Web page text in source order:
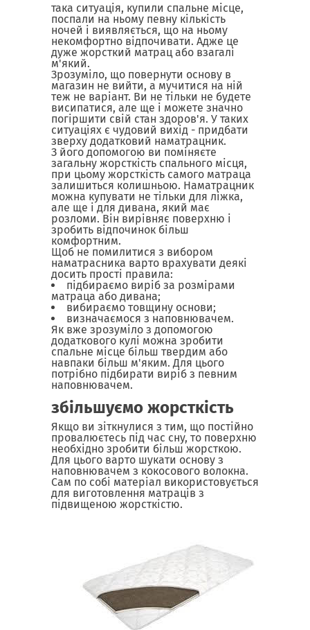
така ситуація, купили спальне місце,
поспали на ньому певну кількість
ночей і виявляється, що на ньому
некомфортно відпочивати. Адже це
дуже жорсткий матрацабо взагалі
м'який.
Зрозуміло, що повернути основу в
магазин не вийти, а мучитися на ній
теж не варіант. Ви не тільки не будете
висипатися, але ще і можете значно
погіршити свій стан здоров'я. У таких
ситуаціях є чудовий вихід - придбати
зверху додатковий наматрацник.
З його допомогою ви поміняєте
загальну жорсткість спального місця,
при цьому жорсткість самого матраца
залишиться колишньою. Наматрацник
можна купувати не тільки для ліжка,
але ще і для дивана, який має
розломи. Він вирівняє поверхню і
зробить відпочинок більш
комфортним.
Щоб не помилитися з вибором
наматрасника варто врахувати деякі
досить прості правила:
підбираємо виріб за розмірами
матраца або дивана;
вибираємо товщину основи;
визначаємося з наповнювачем.
Як вже зрозуміло з допомогою
додаткового кулі можна зробити
спальне місце більш твердим або
навпаки більш м'яким. Для цього
потрібно підбирати виріб з певним
наповнювачем.
збільшуємо жорсткість
Якщо ви зіткнулися з тим, що постійно
провалюєтесь під час сну, то поверхню
необхідно зробити більш жорсткою.
Для цього варто шукати основу з
наповнювачем з кокосового волокна.
Сам по собі матеріал використовується
для виготовлення матраців з
підвищеною жорсткістю.